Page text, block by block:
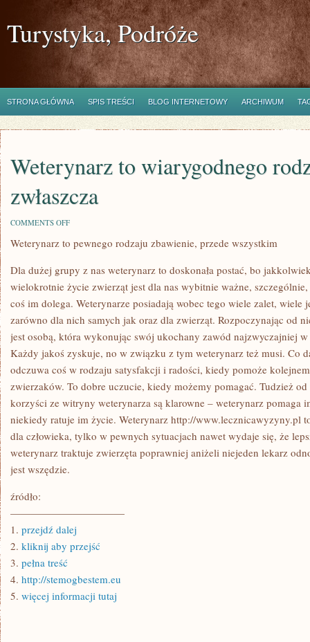
Turystyka, Podróże
STRONA GŁÓWNA SPIS TREŚCI BLOG INTERNETOWY ARCHIWUM
Weterynarz to wiarygodnego
zwłaszcza
COMMENTS OFFON
TO
ZBAWIENIE,
ZWŁASZCZA
Weterynarz to pewnego rodzaju zbawienie, przede wszystkim
Dla dużej grupy z nas weterynarz to doskonała postać, bo
wielokrotnie życie zwierząt jest dla nas wybitnie ważne,
coś im dolega. Weterynarze posiadają wobec tego wiele zalet,
zarówno dla nich samych jak oraz dla zwierząt. Rozpoczynając od
jest osobą, która wykonując swój ukochany zawód najzwyczajniej
Każdy jakoś zyskuje, no w związku z tym weterynarz też musi. Co
odczuwa coś w rodzaju satysfakcji i radości, kiedy pomoże
zwierzaków. To dobre uczucie, kiedy możemy pomagać. Tudzież
korzyści ze witryny weterynarza są klarowne – weterynarz pomaga
niekiedy ratuje im życie. Weterynarz http://www.lecznicawyzyny.pl
dla człowieka, tylko w pewnych sytuacjach nawet wydaje się, że
weterynarz traktuje zwierzęta poprawniej aniżeli niejeden lekarz
jest wszędzie.
źródło:
———————————
1. przejdź dalej
2. kliknij aby przejść
3. pełna treść
4. http://stemogbestem.eu
5. więcej informacji tutaj